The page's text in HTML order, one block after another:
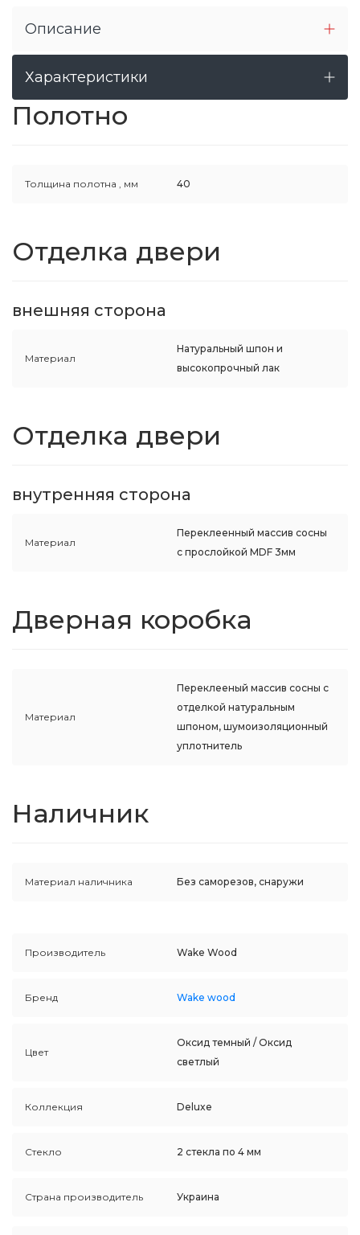
Описание
Характеристики
Полотно
Толщина полотна , мм 40
Отделка двери
внешняя сторона
Материал
Натуральный шпон и
высокопрочный лак
Отделка двери
внутренняя сторона
Материал
Переклеенный массив сосны
с прослойкой MDF 3мм
Дверная коробка
Материал
Переклееный массив сосны с
отделкой натуральным
шпоном, шумоизоляционный
уплотнитель
Наличник
Материал наличника Без саморезов, снаружи
Производитель Wake Wood
Бренд Wake wood
Цвет
Оксид темный / Оксид
светлый
Коллекция Deluxe
Стекло 2 стекла по 4 мм
Страна производитель Украина